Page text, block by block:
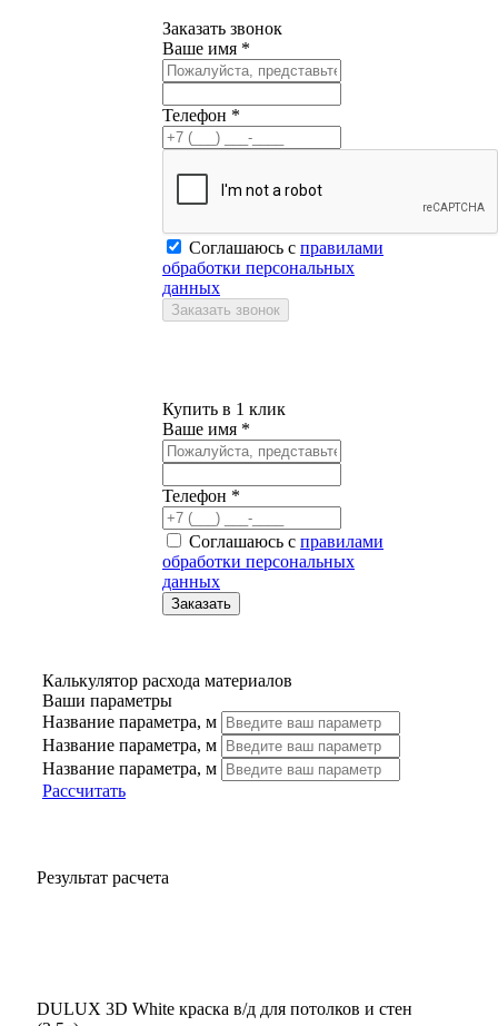
Заказать звонок
Ваше имя *
Телефон *
Соглашаюсь с правилами
обработки персональных
данных
Купить в 1 клик
Ваше имя *
Телефон *
Соглашаюсь с правилами
обработки персональных
данных
Калькулятор расхода материалов
Ваши параметры
Название параметра, м
Название параметра, м
Название параметра, м
Рассчитать
Результат расчета
DULUX 3D White краска в/д для потолков и стен